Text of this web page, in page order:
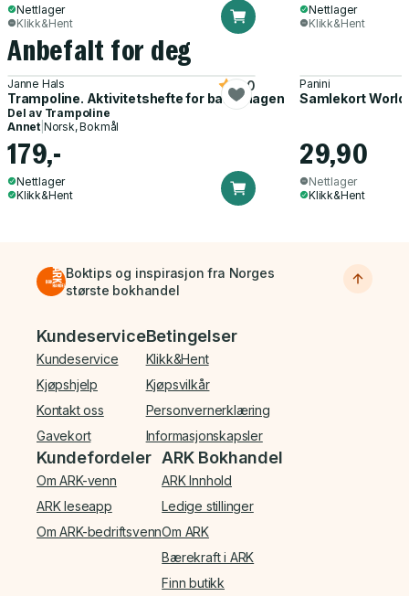
Nettlager
Klikk&Hent
Nettlager
Klikk&Hent
Anbefalt for deg
Janne Hals
Trampoline. Aktivitetshefte for barnehagen
5.0
Del av Trampoline
Annet Norsk, Bokmål
179,-
Nettlager
Klikk&Hent
Panini
Samlekort
29,90
Nettlager
Klikk&Hent
Boktips og inspirasjon fra Norges
største bokhandel
Bunnmeny
Kundeservice
Kundeservice
Kjøpshjelp
Kontakt oss
Gavekort
Betingelser
Klikk&Hent
Kjøpsvilkår
Personvernerklæring
Informasjonskapsler
Kundefordeler
Om ARK-venn
ARK leseapp
Om ARK-bedriftsvenn
ARK Bokhandel
ARK Innhold
Ledige stillinger
Om ARK
Bærekraft i ARK
Finn butikk